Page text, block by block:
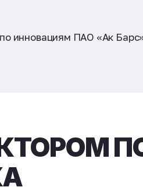
инновациям ПАО «Ак